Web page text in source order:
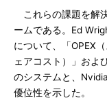
これらの課題を解
ームである。Ed
について、「OPEX
ェアコスト）」およ
のシステムと、
優位性を示した。